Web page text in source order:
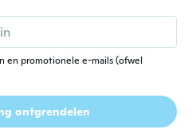
But definitely not the size
2019 · 47 beoordelingen
en promotionele e-mails (ofwel
ontgrendelen